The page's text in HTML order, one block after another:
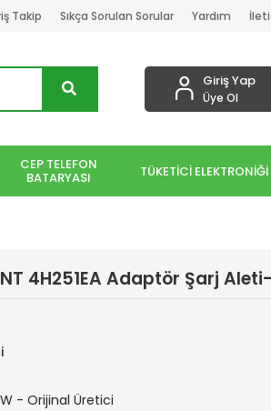
Takip Sıkça Sorulan Sorular Yardım
Giriş Yap
Üye Ol
CEP TELEFON
BATARYASI TÜKETİCİ ELEKTRONİĞİ
4H251EA Adaptör Şarj
- Orijinal Üretici